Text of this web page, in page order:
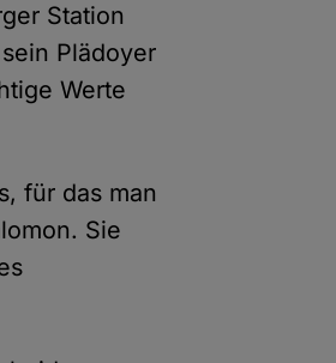
Station
Plädoyer
Werte
für das man
Sie